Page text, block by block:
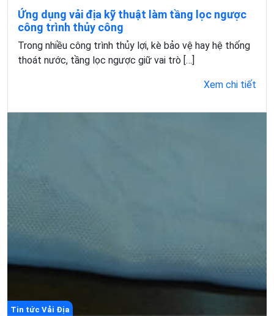
Ứng dụng vải địa kỹ thuật làm tầng lọc ngược
công trình thủy công
Trong nhiều công trình thủy lợi, kè bảo vệ hay hệ thống
thoát nước, tầng lọc ngược giữ vai trò […]
Xem chi tiết
Tin tức Vải Địa